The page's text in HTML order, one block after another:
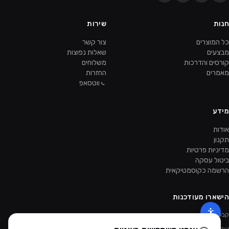
חנות
כל המוצרים
מבצעים
קורסים והדרכות
מאמרים
שירות
צור קשר
שאלות נפוצות
משלוחים
החזרות
ווטסאפ
מידע
אודות
תקנון
מדיניות פרטיות
ביטול עסקה
הרשמה כקוסמטיקאית
הישארו מעודכנות
קבלו מבצעים ומוצרים חדשים קודם.